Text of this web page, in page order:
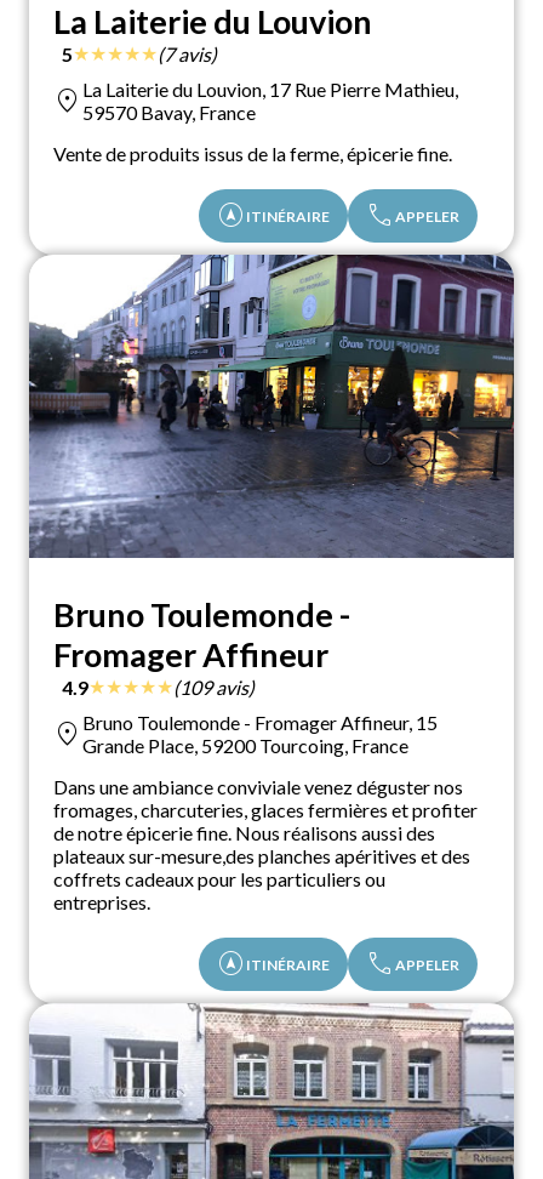
La Laiterie du Louvion
5★★★★★(7 avis)
location_on La Laiterie du Louvion, 17 Rue Pierre Mathieu,
59570 Bavay, France
Vente de produits issus de la ferme, épicerie fine.
assistant_navigation ITINÉRAIRE call APPELER
Bruno Toulemonde -
Fromager Affineur
4.9★★★★★(109 avis)
location_on Bruno Toulemonde - Fromager Affineur, 15
Grande Place, 59200 Tourcoing, France
Dans une ambiance conviviale venez déguster nos
fromages, charcuteries, glaces fermières et profiter
de notre épicerie fine. Nous réalisons aussi des
plateaux sur-mesure,des planches apéritives et des
coffrets cadeaux pour les particuliers ou
entreprises.
assistant_navigation ITINÉRAIRE call APPELER